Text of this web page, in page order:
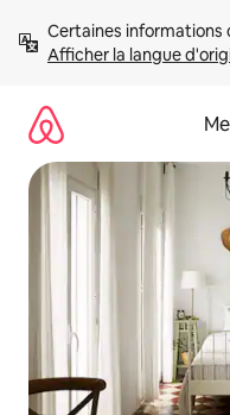
directement
Afficher la langue